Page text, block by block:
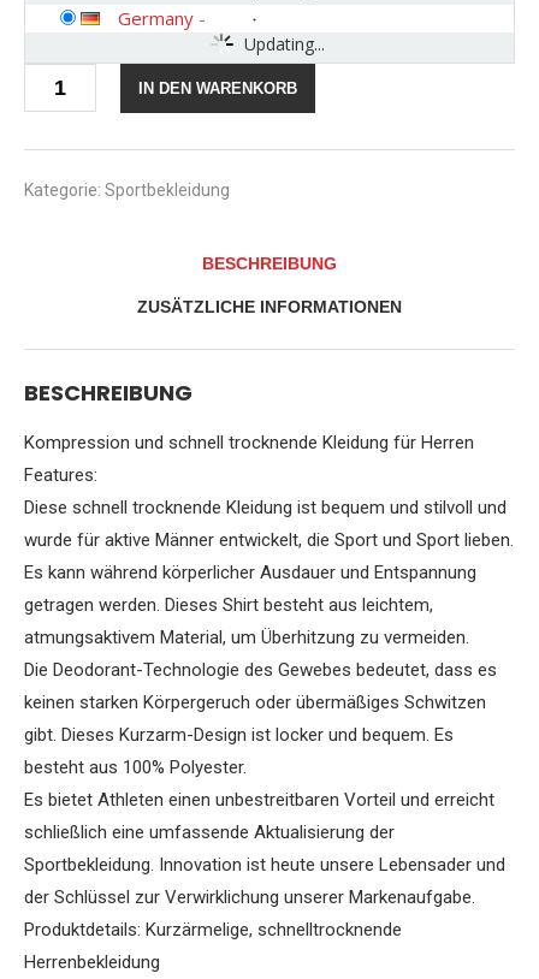
Updating...
Germany -
Workout
Clothes
Quick-
Drying
IN DEN WARENKORB
Kategorie: Sportbekleidung
BESCHREIBUNG
ZUSÄTZLICHE INFORMATIONEN
BESCHREIBUNG
Kompression und schnell trocknende Kleidung für Herren
Features:
Diese schnell trocknende Kleidung ist bequem und stilvoll und
wurde für aktive Männer entwickelt, die Sport und Sport lieben.
Es kann während körperlicher Ausdauer und Entspannung
getragen werden. Dieses Shirt besteht aus leichtem,
atmungsaktivem Material, um Überhitzung zu vermeiden.
Die Deodorant-Technologie des Gewebes bedeutet, dass es
keinen starken Körpergeruch oder übermäßiges Schwitzen
gibt. Dieses Kurzarm-Design ist locker und bequem. Es
besteht aus 100% Polyester.
Es bietet Athleten einen unbestreitbaren Vorteil und erreicht
schließlich eine umfassende Aktualisierung der
Sportbekleidung. Innovation ist heute unsere Lebensader und
der Schlüssel zur Verwirklichung unserer Markenaufgabe.
Produktdetails: Kurzärmelige, schnelltrocknende
Herrenbekleidung